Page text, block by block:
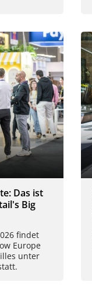
Das ist
Big
findet
Europe
unter